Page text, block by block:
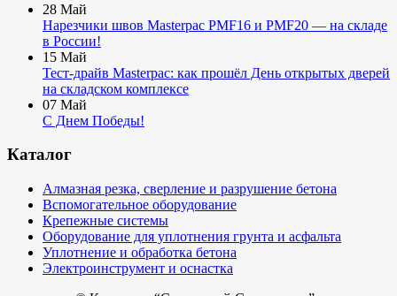
28 Май
Нарезчики швов Masterpac PMF16 и PMF20 — на складе
в России!
15 Май
Тест-драйв Masterpac: как прошёл День открытых дверей
на складском комплексе
07 Май
С Днем Победы!
Каталог
Алмазная резка, сверление и разрушение бетона
Вспомогательное оборудование
Крепежные системы
Оборудование для уплотнения грунта и асфальта
Уплотнение и обработка бетона
Электроинструмент и оснастка